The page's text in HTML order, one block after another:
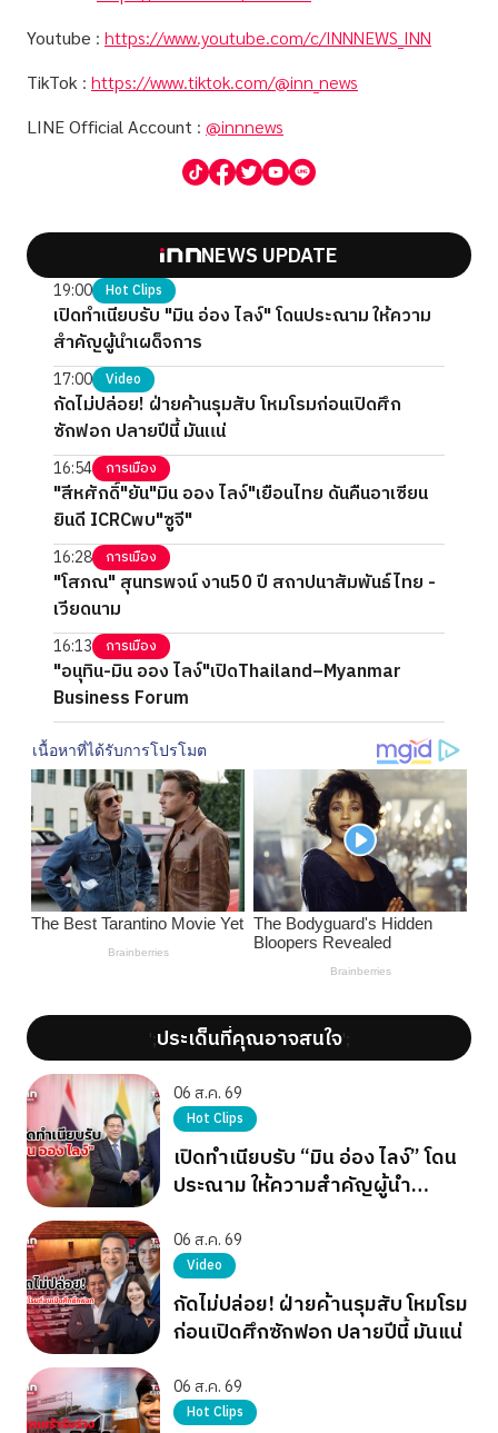
Youtube : https://www.youtube.com/c/INNNEWS_INN
TikTok : https://www.tiktok.com/@inn_news
LINE Official Account : @innnews
NEWS UPDATE
19:00 Hot Clips
เปิดทำเนียบรับ "มิน อ่อง ไลง์" โดนประณาม ให้ความ
สำคัญผู้นำเผด็จการ
17:00 Video
กัดไม่ปล่อย! ฝ่ายค้านรุมสับ โหมโรมก่อนเปิดศึก
ซักฟอก ปลายปีนี้ มันแน่
16:54 การเมือง
"สีหศักดิ์"ยัน"มิน ออง ไลง์"เยือนไทย ดันคืนอาเซียน
ยินดี ICRCพบ"ซูจี"
16:28 การเมือง
"โสภณ" สุนทรพจน์ งาน50 ปี สถาปนาสัมพันธ์ไทย -
เวียดนาม
16:13 การเมือง
"อนุทิน-มิน ออง ไลง์"เปิดThailand–Myanmar
Business Forum
';ประเด็นที่คุณอาจสนใจ';
06 ส.ค. 69
Hot Clips
เปิดทำเนียบรับ “มิน อ่อง ไลง์” โดน
ประณาม ให้ความสำคัญผู้นำ
06 ส.ค. 69
Video
กัดไม่ปล่อย! ฝ่ายค้านรุมสับ โหมโรม
ก่อนเปิดศึกซักฟอก ปลายปีนี้ มันแน่
06 ส.ค. 69
Hot Clips